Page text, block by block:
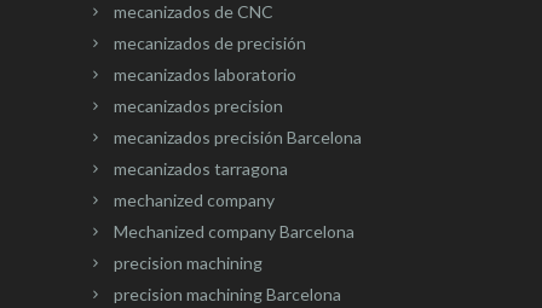
mecanizados de CNC
mecanizados de precisión
mecanizados laboratorio
mecanizados precision
mecanizados precisión Barcelona
mecanizados tarragona
mechanized company
Mechanized company Barcelona
precision machining
precision machining Barcelona